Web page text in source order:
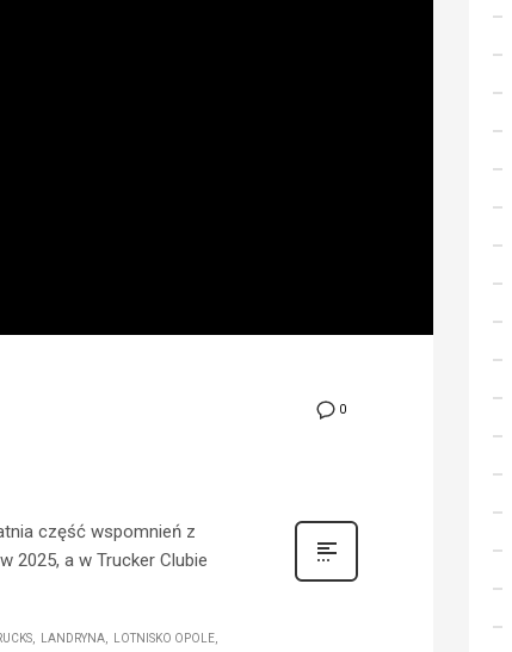
0
część wspomnień z
2025, a w Trucker Clubie
LANDRYNA
LOTNISKO OPOLE